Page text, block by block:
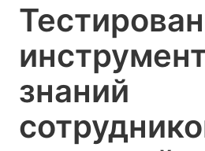
знаний